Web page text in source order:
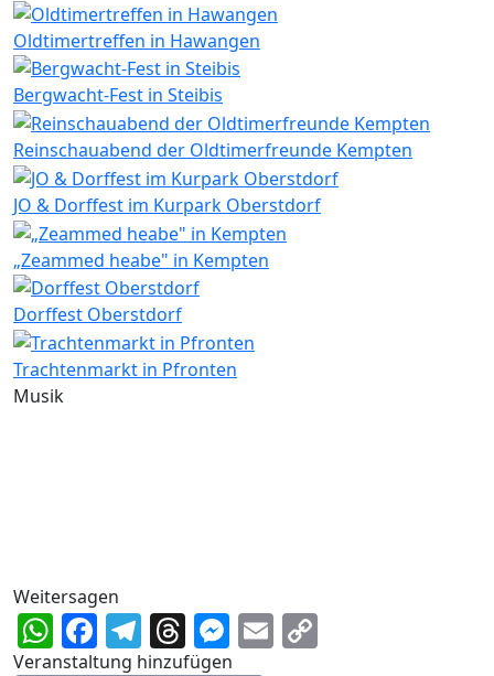
Oldtimertreffen in Hawangen
Bergwacht-Fest in Steibis
Reinschauabend der Oldtimerfreunde Kempten
JO & Dorffest im Kurpark Oberstdorf
„Zeammed heabe" in Kempten
Dorffest Oberstdorf
Trachtenmarkt in Pfronten
Musik
Weitersagen
WhatsApp
Facebook
Telegram
Threads
Messenger
Email
Veranstaltung hinzufügen